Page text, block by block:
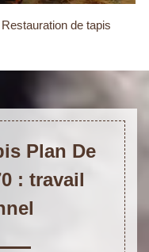
Restauration de tapis
Plan De
: travail